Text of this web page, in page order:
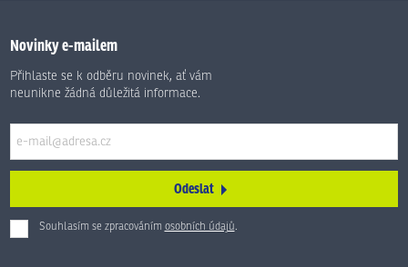
Novinky e-mailem
Přihlaste se k odběru novinek, ať vám
neunikne žádná důležitá informace.
Odeslat
Souhlasím se zpracováním osobních údajů
Formulář